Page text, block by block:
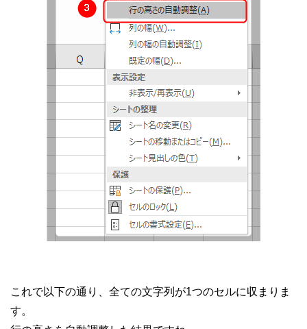
これで以下の通り、全ての文字列が1つのセルに収まりま
す。